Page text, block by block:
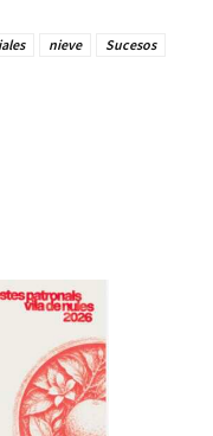
nieve
Sucesos